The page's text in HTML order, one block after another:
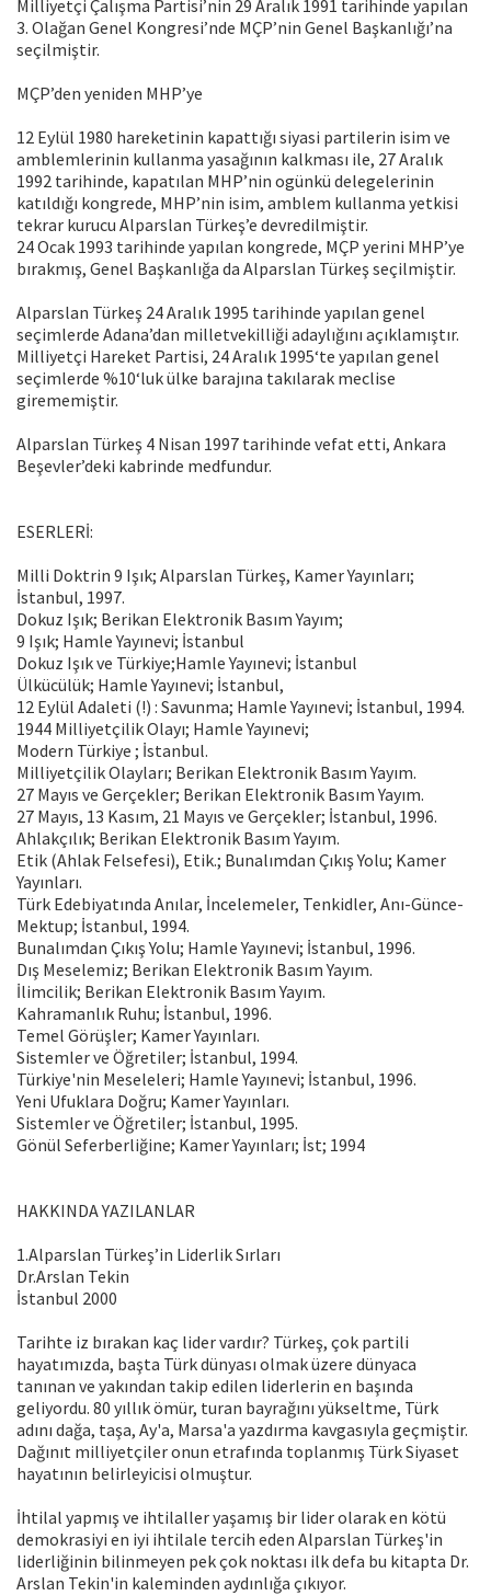
Milliyetçi Çalışma Partisi’nin 29 Aralık 1991 tarihinde yapılan
3. Olağan Genel Kongresi’nde MÇP’nin Genel Başkanlığı’na
seçilmiştir.
MÇP’den yeniden MHP’ye
12 Eylül 1980 hareketinin kapattığı siyasi partilerin isim ve
amblemlerinin kullanma yasağının kalkması ile, 27 Aralık
1992 tarihinde, kapatılan MHP’nin ogünkü delegelerinin
katıldığı kongrede, MHP’nin isim, amblem kullanma yetkisi
tekrar kurucu Alparslan Türkeş’e devredilmiştir.
24 Ocak 1993 tarihinde yapılan kongrede, MÇP yerini MHP’ye
bırakmış, Genel Başkanlığa da Alparslan Türkeş seçilmiştir.
Alparslan Türkeş 24 Aralık 1995 tarihinde yapılan genel
seçimlerde Adana’dan milletvekilliği adaylığını açıklamıştır.
Milliyetçi Hareket Partisi, 24 Aralık 1995‘te yapılan genel
seçimlerde %10‘luk ülke barajına takılarak meclise
girememiştir.
Alparslan Türkeş 4 Nisan 1997 tarihinde vefat etti, Ankara
Beşevler’deki kabrinde medfundur.
ESERLERİ:
Milli Doktrin 9 Işık; Alparslan Türkeş, Kamer Yayınları;
İstanbul, 1997.
Dokuz Işık; Berikan Elektronik Basım Yayım;
9 Işık; Hamle Yayınevi; İstanbul
Dokuz Işık ve Türkiye;Hamle Yayınevi; İstanbul
Ülkücülük; Hamle Yayınevi; İstanbul,
12 Eylül Adaleti (!) : Savunma; Hamle Yayınevi; İstanbul, 1994.
1944 Milliyetçilik Olayı; Hamle Yayınevi;
Modern Türkiye ; İstanbul.
Milliyetçilik Olayları; Berikan Elektronik Basım Yayım.
27 Mayıs ve Gerçekler; Berikan Elektronik Basım Yayım.
27 Mayıs, 13 Kasım, 21 Mayıs ve Gerçekler; İstanbul, 1996.
Ahlakçılık; Berikan Elektronik Basım Yayım.
Etik (Ahlak Felsefesi), Etik.; Bunalımdan Çıkış Yolu; Kamer
Yayınları.
Türk Edebiyatında Anılar, İncelemeler, Tenkidler, Anı-Günce-
Mektup; İstanbul, 1994.
Bunalımdan Çıkış Yolu; Hamle Yayınevi; İstanbul, 1996.
Dış Meselemiz; Berikan Elektronik Basım Yayım.
İlimcilik; Berikan Elektronik Basım Yayım.
Kahramanlık Ruhu; İstanbul, 1996.
Temel Görüşler; Kamer Yayınları.
Sistemler ve Öğretiler; İstanbul, 1994.
Türkiye'nin Meseleleri; Hamle Yayınevi; İstanbul, 1996.
Yeni Ufuklara Doğru; Kamer Yayınları.
Sistemler ve Öğretiler; İstanbul, 1995.
Gönül Seferberliğine; Kamer Yayınları; İst; 1994
HAKKINDA YAZILANLAR
1.Alparslan Türkeş’in Liderlik Sırları
Dr.Arslan Tekin
İstanbul 2000
Tarihte iz bırakan kaç lider vardır? Türkeş, çok partili
hayatımızda, başta Türk dünyası olmak üzere dünyaca
tanınan ve yakından takip edilen liderlerin en başında
geliyordu. 80 yıllık ömür, turan bayrağını yükseltme, Türk
adını dağa, taşa, Ay'a, Marsa'a yazdırma kavgasıyla geçmiştir.
Dağınıt milliyetçiler onun etrafında toplanmış Türk Siyaset
hayatının belirleyicisi olmuştur.
İhtilal yapmış ve ihtilaller yaşamış bir lider olarak en kötü
demokrasiyi en iyi ihtilale tercih eden Alparslan Türkeş'in
liderliğinin bilinmeyen pek çok noktası ilk defa bu kitapta Dr.
Arslan Tekin'in kaleminden aydınlığa çıkıyor.